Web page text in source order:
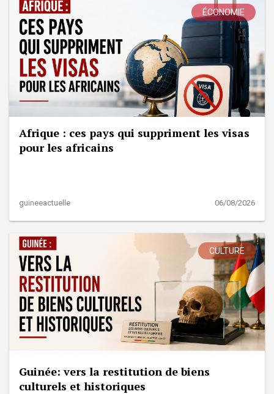
ÉCONOMIE
Afrique : ces pays qui suppriment les visas
pour les africains
guineeactuelle 06/08/2026
CULTURE
Guinée: vers la restitution de biens
culturels et historiques